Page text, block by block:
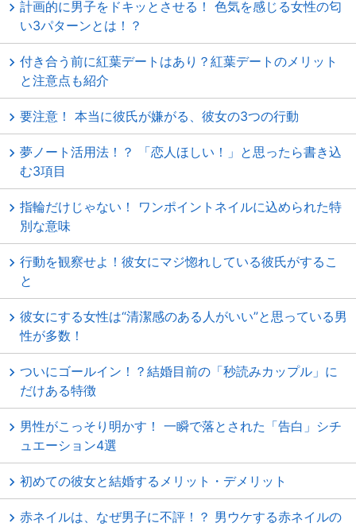
計画的に男子をドキッとさせる！ 色気を感じる女性の匂
い3パターンとは！？
付き合う前に紅葉デートはあり？紅葉デートのメリット
と注意点も紹介
要注意！ 本当に彼氏が嫌がる、彼女の3つの行動
夢ノート活用法！？ 「恋人ほしい！」と思ったら書き込
む3項目
指輪だけじゃない！ ワンポイントネイルに込められた特
別な意味
行動を観察せよ！彼女にマジ惚れしている彼氏がするこ
と
彼女にする女性は“清潔感のある人がいい”と思っている男
性が多数！
ついにゴールイン！？結婚目前の「秒読みカップル」に
だけある特徴
男性がこっそり明かす！ 一瞬で落とされた「告白」シチ
ュエーション4選
初めての彼女と結婚するメリット・デメリット
赤ネイルは、なぜ男子に不評！？ 男ウケする赤ネイルの